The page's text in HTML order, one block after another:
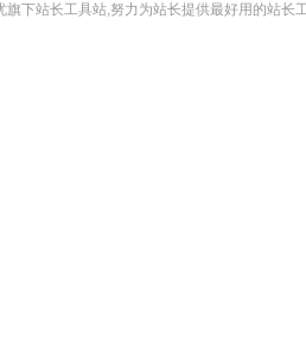
旗下站长工具站,努力为站长提供最好用的站长